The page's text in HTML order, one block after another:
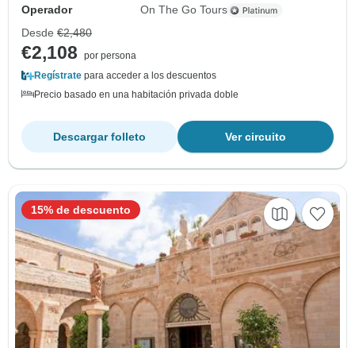
Operador
On The Go Tours
Desde €2,480
€2,108
por persona
Regístrate para acceder a los descuentos
Precio basado en una habitación privada doble
Ver circuito
Descargar folleto
15% de descuento